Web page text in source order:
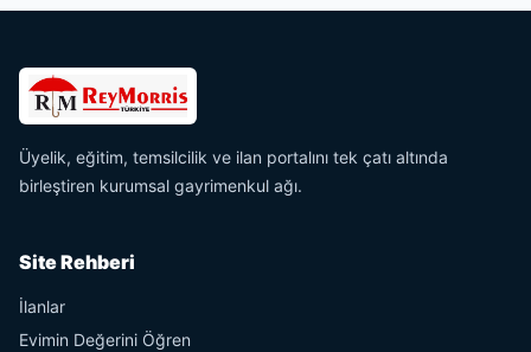
Üyelik, eğitim, temsilcilik ve ilan portalını tek çatı altında
birleştiren kurumsal gayrimenkul ağı.
Site Rehberi
İlanlar
Evimin Değerini Öğren